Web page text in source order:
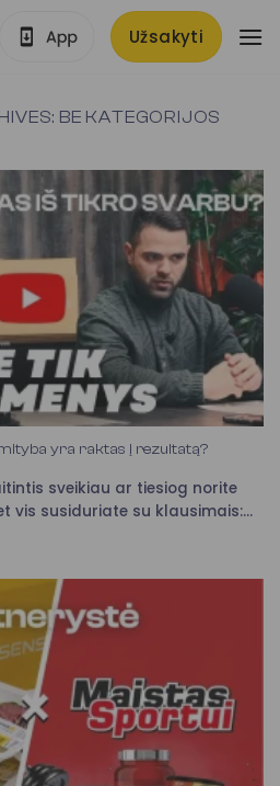
Užsakyti
BE KATEGORIJOS
mityba yra raktas į rezultatą?
sveikiau ar tiesiog norite
vis susiduriate su klausimais:...